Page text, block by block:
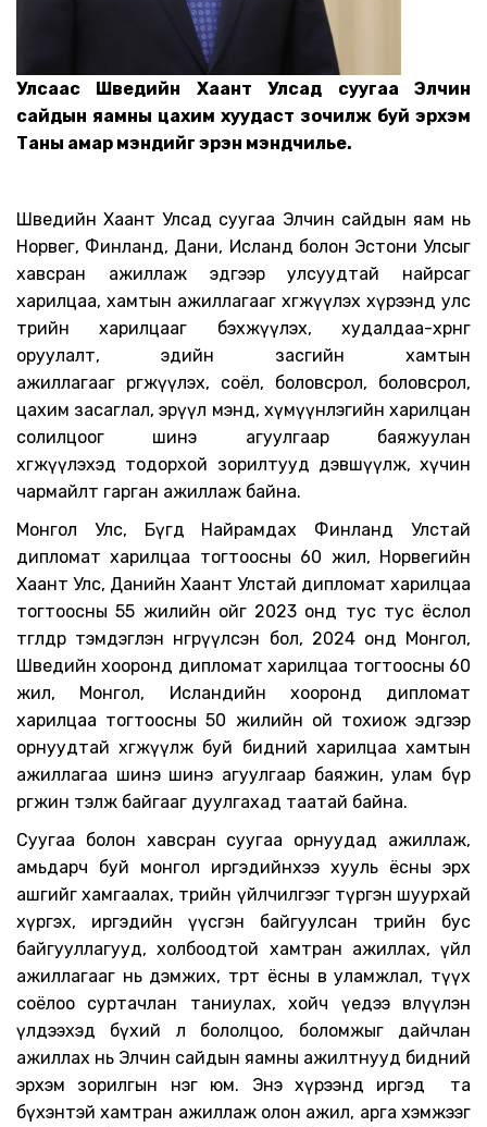
Улсаас Шведийн Хаант Улсад суугаа Элчин
сайдын яамны цахим хуудаст зочилж буй эрхэм
Таны амар мэндийг эрэн мэндчилье.
Шведийн Хаант Улсад суугаа Элчин сайдын яам нь
Норвег, Финланд, Дани, Исланд болон Эстони Улсыг
хавсран ажиллаж эдгээр улсуудтай найрсаг
харилцаа, хамтын ажиллагааг хөгжүүлэх хүрээнд улс
төрийн харилцааг бэхжүүлэх, худалдаа-хөрөнгө
оруулалт, эдийн засгийн хамтын
ажиллагааг өргөжүүлэх, соёл, боловсрол, боловсрол,
цахим засаглал,эрүүл мэнд, хүмүүнлэгийн харилцан
солилцоог шинэ агуулгаар баяжуулан
хөгжүүлэхэд тодорхой зорилтууд дэвшүүлж, хүчин
чармайлт гарган ажиллаж байна.
Монгол Улс, Бүгд Найрамдах Финланд Улстай
дипломат харилцаа тогтоосны 60 жил, Норвегийн
Хаант Улс, Данийн Хаант Улстай дипломат харилцаа
тогтоосны 55 жилийн ойг 2023 онд тус тус ёслол
төгөлдөр тэмдэглэн өнгөрүүлсэн бол, 2024онд Монгол,
Шведийнхооронд дипломат харилцаа тогтоосны 60
жил, Монгол, Исландийн хооронд дипломат
харилцаа тогтоосны50 жилийн ой тохиож эдгээр
орнуудтай хөгжүүлж буй бидний харилцаа хамтын
ажиллагаа шинэшинэ агуулгаар баяжин, улам бүр
өргөжин тэлж байгааг дуулгахад таатай байна.
Суугаа болон хавсран суугаа орнуудад ажиллаж,
амьдарч буй монгол иргэдийнхээ хууль ёсны эрх
ашгийг хамгаалах, төрийн үйлчилгээг түргэн шуурхай
хүргэх, иргэдийн үүсгэн байгуулсан төрийн бус
байгууллагууд,холбоодтой хамтран ажиллах, үйл
ажиллагааг нь дэмжих, төрт ёсны өв уламжлал, түүх
соёлоо суртачлан таниулах, хойч үедээ өвлүүлэн
үлдээхэд бүхий л бололцоо, боломжыг дайчлан
ажиллах нь Элчин сайдын яамны ажилтнууд бидний
эрхэм зорилгын нэг юм. Энэ хүрээнд иргэд та
бүхэнтэй хамтран ажиллаж олон ажил, арга хэмжээг